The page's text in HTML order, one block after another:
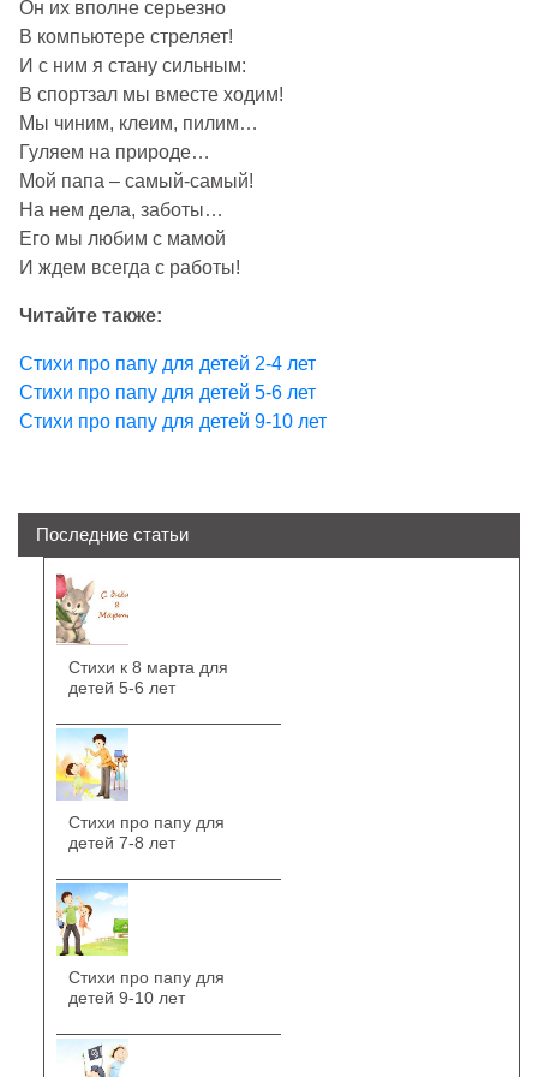
Он их вполне серьезно
В компьютере стреляет!
И с ним я стану сильным:
В спортзал мы вместе ходим!
Мы чиним, клеим, пилим…
Гуляем на природе…
Мой папа – самый-самый!
На нем дела, заботы…
Его мы любим с мамой
И ждем всегда с работы!
Читайте также:
Стихи про папу для детей 2-4 лет
Стихи про папу для детей 5-6 лет
Стихи про папу для детей 9-10 лет
Последние статьи
Стихи к 8 марта для
детей 5-6 лет
Стихи про папу для
детей 7-8 лет
Стихи про папу для
детей 9-10 лет